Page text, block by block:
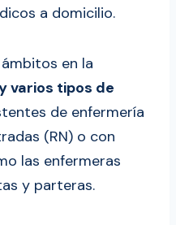
a domicilio.
en la
varios tipos de
de enfermería
(RN) o con
las enfermeras
y parteras.